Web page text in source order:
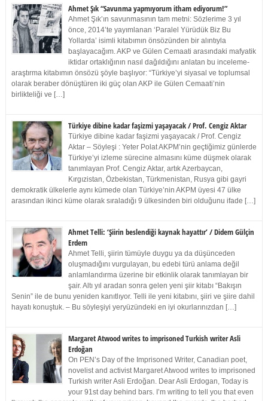
Ahmet Şık “Savunma yapmıyorum itham ediyorum!”
Ahmet Şık’ın savunmasının tam metni: Sözlerime 3 yıl
önce, 2014’te yayımlanan ‘Paralel Yürüdük Biz Bu
Yollarda’ isimli kitabımın önsözünden bir alıntıyla
başlayacağım. AKP ve Gülen Cemaati arasındaki mafyatik
iktidar ortaklığının nasıl dağıldığını anlatan bu inceleme-
araştırma kitabımın önsözü şöyle başlıyor: “Türkiye’yi siyasal ve toplumsal
olarak beraber dönüştüren iki güç olan AKP ile Gülen Cemaati’nin
birlikteliği ve […]
Türkiye dibine kadar faşizmi yaşayacak / Prof. Cengiz Aktar
Türkiye dibine kadar faşizmi yaşayacak / Prof. Cengiz
Aktar – Söyleşi : Yeter Polat AKPM’nin geçtiğimiz günlerde
Türkiye’yi izleme sürecine almasını küme düşmek olarak
tanımlayan Prof. Cengiz Aktar, artık Azerbaycan,
Kırgızistan, Özbekistan, Türkmenistan, Rusya gibi gayri
demokratik ülkelerle aynı kümede olan Türkiye’nin AKPM üyesi 47 ülke
arasından ikinci küme olarak sıraladığı 9 ülkesinden biri olduğunu ifade […]
Ahmet Telli: ‘Şiirin beslendiği kaynak hayattır’ / Didem Gülçin
Erdem
Ahmet Telli, şiirin tümüyle duygu ya da düşünceden
oluşmadığını vurgulayan, bu edebi türü anlama değil
anlamlandırma üzerine bir etkinlik olarak tanımlayan bir
şair. Altı yıl aradan sonra gelen yeni şiir kitabı “Bakışın
Senin” ile de bunu yeniden kanıtlıyor. Telli ile yeni kitabını, şiiri ve şiire dahil
hayatı konuştuk. – Bu söyleşiyi yeryüzündeki en iyi okurlarınızdan […]
Margaret Atwood writes to imprisoned Turkish writer Asli
Erdoğan
On PEN’s Day of the Imprisoned Writer, Canadian poet,
novelist and activist Margaret Atwood writes to imprisoned
Turkish writer Asli Erdoğan. Dear Asli Erdogan, Today is
your 91st day behind bars. I’m writing to tell you that even